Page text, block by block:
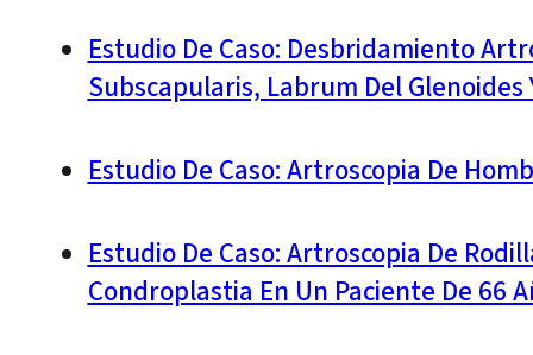
Estudio De Caso: Desbridamiento
Subscapularis, Labrum Del
Estudio De Caso: Artroscopia De
Estudio De Caso: Artroscopia De
Condroplastia En Un Paciente De 66